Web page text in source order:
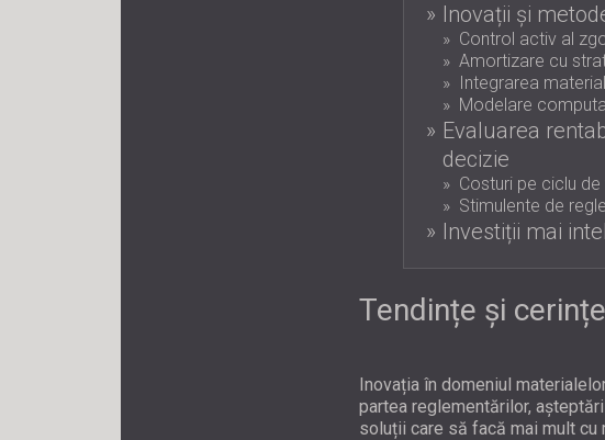
Inovații și
Control activ al
Amortizare cu
Integrarea
Modelare
Evaluarea
decizie
Costuri pe ciclu
Stimulente de
Investiții mai
Tendințe și
Inovația în domeniul
partea reglementărilor,
soluții care să facă mai mult cu